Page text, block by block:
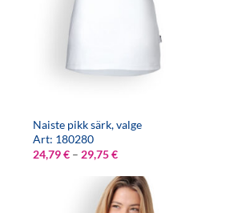
Naiste pikk särk, valge
Art: 180280
24,79€ – 29,75€Hinnavahemik:
kuni
29,75 €